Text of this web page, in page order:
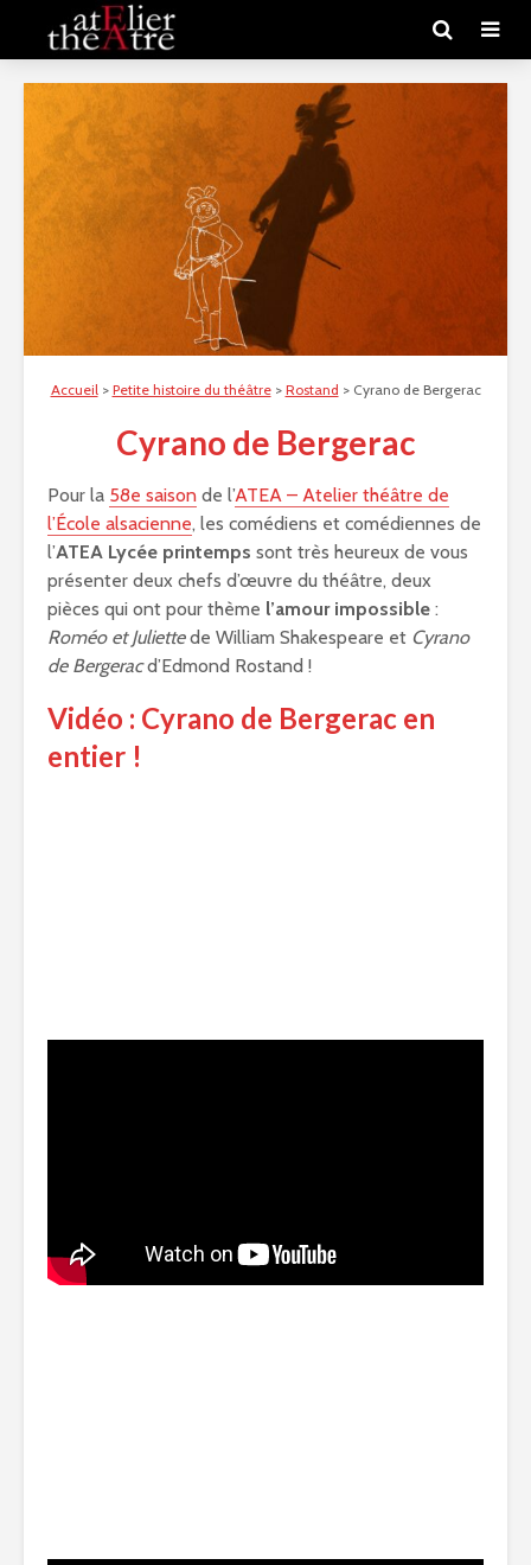
Accueil > Petite histoire du théâtre> Rostand > Cyrano de Bergerac
Cyrano de Bergerac
Pour la 58e saison de l’ATEA – Atelier théâtre de
l’École alsacienne, les comédiens et comédiennes de
l’ATEA Lycée printemps sont très heureux de vous
présenter deux chefs d’œuvre du théâtre, deux
pièces qui ont pour thème l’amour impossible :
Roméo et Juliettede William Shakespeare et Cyrano
de Bergeracd’Edmond Rostand !
Vidéo : Cyrano de Bergerac en
entier !